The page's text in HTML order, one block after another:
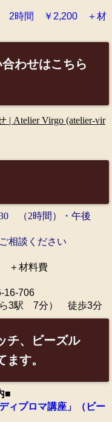
￥2,200 ＋材
わせはこちら
| Atelier Virgo (atelier-vir
（2時間）・午後
相談ください
＋材料費
16-706
ら3駅 7分） 徒歩3分
チ、ビーズル
す。
■
ィプロマ講座」（ビー